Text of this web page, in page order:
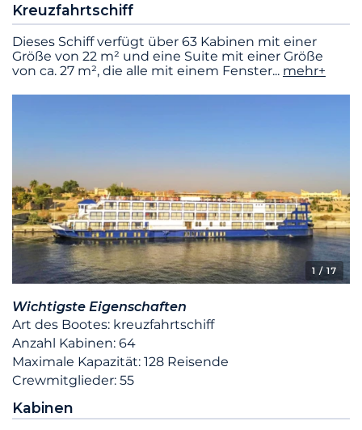
Kreuzfahrtschiff
Dieses Schiff verfügt über 63 Kabinen mit einer
Größe von 22 m² und eine Suite mit einer Größe
von ca. 27 m², die alle mit einem Fenster... mehr+
1 / 17
Wichtigste Eigenschaften
Art des Bootes: kreuzfahrtschiff
Anzahl Kabinen: 64
Maximale Kapazität: 128 Reisende
Crewmitglieder: 55
Kabinen